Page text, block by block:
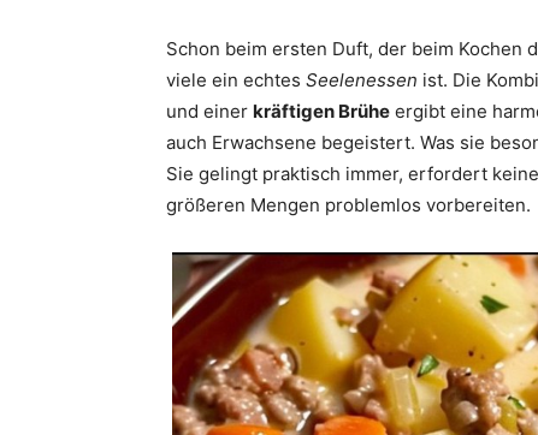
Schon beim ersten Duft, der beim Kochen
viele ein echtes Seelenessen ist. Die
und einer kräftigen Brühe ergibt eine
auch Erwachsene begeistert. Was sie
Sie gelingt praktisch immer, erfordert
größeren Mengen problemlos vorbereiten.